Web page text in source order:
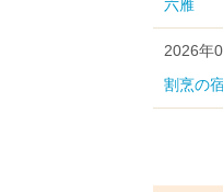
六雁
2026年
割烹の